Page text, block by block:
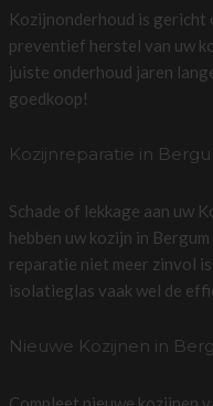
Kozijnonderhoud is gericht
preventief herstel van uw
juiste onderhoud jaren
goedkoop!
Kozijnreparatie in
Schade of lekkage aan uw
hebben uw kozijn in
reparatie niet meer zinvol
isolatieglas vaak wel de
Nieuwe Kozijnen in